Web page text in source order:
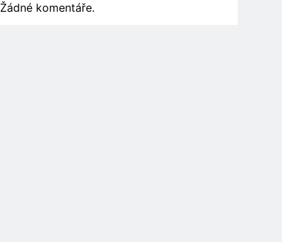
Žádné komentáře.